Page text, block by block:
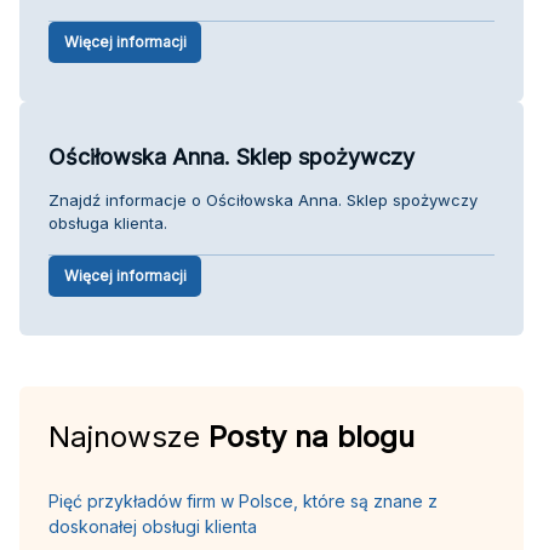
Więcej informacji
Ościłowska Anna. Sklep spożywczy
Znajdź informacje o Ościłowska Anna. Sklep spożywczy
obsługa klienta.
Więcej informacji
Najnowsze Posty na blogu
Pięć przykładów firm w Polsce, które są znane z
doskonałej obsługi klienta